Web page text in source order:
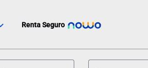
Renta Seguro